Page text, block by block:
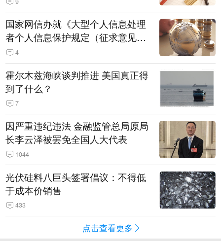
国家网信办就《大型个人信息处理
者个人信息保护规定（征求意见
稿）》公开征求意见
4
霍尔木兹海峡谈判推进 美国真正得
到了什么？
7
因严重违纪违法 金融监管总局原局
长李云泽被罢免全国人大代表
1044
光伏硅料八巨头签署倡议：不得低
于成本价销售
433
点击查看更多